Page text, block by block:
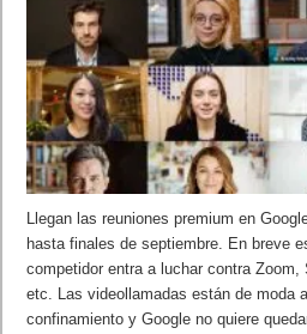
Llegan las reuniones premium en
hasta finales de septiembre. En breve
competidor entra a luchar contra
etc. Las videollamadas están de moda
confinamiento y Google no quiere